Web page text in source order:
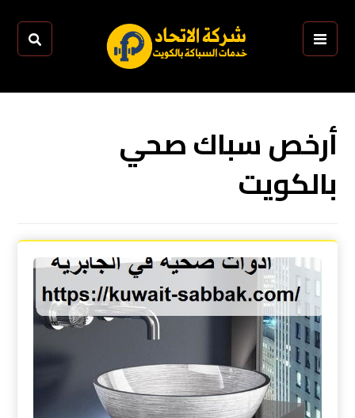
أرخص سباك صحي
بالكويت